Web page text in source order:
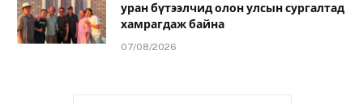
уран бүтээлчид олон улсын сургалтад
хамрагдаж байна
07/08/2026